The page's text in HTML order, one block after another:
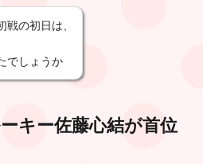
戦の初日は、
でしょうか
キー佐藤心結が首位